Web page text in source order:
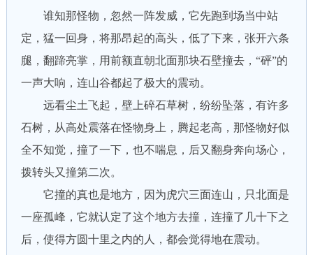
谁知那怪物，忽然一阵发威，它先跑到场当中站
定，猛一回身，将那昂起的高头，低了下来，张开六条
腿，翻蹄亮掌，用前额直朝北面那块石壁撞去，“砰”的
一声大响，连山谷都起了极大的震动。
远看尘土飞起，壁上碎石草树，纷纷坠落，有许多
石树，从高处震落在怪物身上，腾起老高，那怪物好似
全不知觉，撞了一下，也不喘息，后又翻身奔向场心，
拨转头又撞第二次。
它撞的真也是地方，因为虎穴三面连山，只北面是
一座孤峰，它就认定了这个地方去撞，连撞了几十下之
后，使得方圆十里之内的人，都会觉得地在震动。